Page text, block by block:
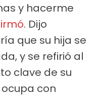
y hacerme
. Dijo
que su hija se
y se refirió al
clave de su
con